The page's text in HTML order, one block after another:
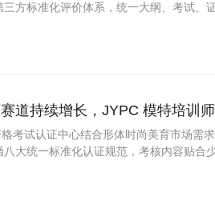
方标准化评价体系，统一大纲、考试、
道持续增长，JYPC 模特培训
考试认证中心结合形体时尚美育市场需
大统一标准化认证规范，考核内容贴合